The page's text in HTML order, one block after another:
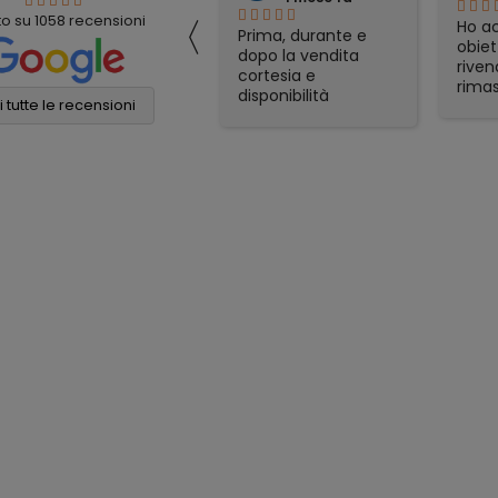
su1058 recensioni
tutte le recensioni
〈
Prima, durante e
dopo la vendita
cortesia e
disponibilità
eccellenti. Grazie
Ho acquistato un
obiettivo da questo
rivenditore e sono
rimasta più che
soddisfatta.
La
in
data